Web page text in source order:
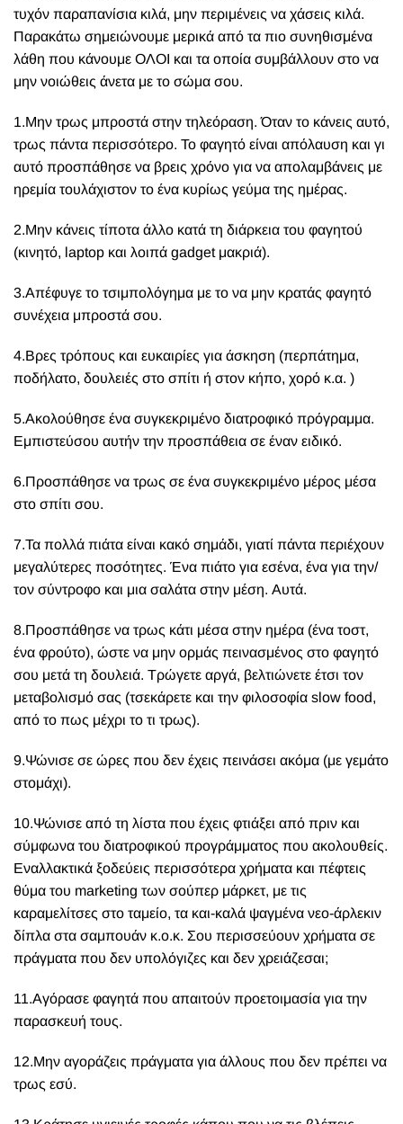
τυχόν παραπανίσια κιλά, μην περιμένεις να χάσεις κιλά.
Παρακάτω σημειώνουμε μερικά από τα πιο συνηθισμένα
λάθη που κάνουμε ΟΛΟΙ και τα οποία συμβάλλουν στο να
μην νοιώθεις άνετα με το σώμα σου.
1.Μην τρως μπροστά στην τηλεόραση. Όταν το κάνεις αυτό,
τρως πάντα περισσότερο. Το φαγητό είναι απόλαυση και γι
αυτό προσπάθησε να βρεις χρόνο για να απολαμβάνεις με
ηρεμία τουλάχιστον το ένα κυρίως γεύμα της ημέρας.
2.Μην κάνεις τίποτα άλλο κατά τη διάρκεια του φαγητού
(κινητό, laptop και λοιπά gadgetμακριά).
3.Απέφυγε το τσιμπολόγημα με το να μην κρατάς φαγητό
συνέχεια μπροστά σου.
4.Βρες τρόπους και ευκαιρίες για άσκηση (περπάτημα,
ποδήλατο, δουλειές στο σπίτι ή στον κήπο, χορό κ.α. )
5.Ακολούθησε ένα συγκεκριμένο διατροφικό πρόγραμμα.
Εμπιστεύσου αυτήν την προσπάθεια σε έναν ειδικό.
6.Προσπάθησε να τρως σε ένα συγκεκριμένο μέρος μέσα
στο σπίτι σου.
7.Τα πολλά πιάτα είναι κακό σημάδι, γιατί πάντα περιέχουν
μεγαλύτερες ποσότητες. Ένα πιάτο για εσένα, ένα για την/
τον σύντροφο και μια σαλάτα στην μέση. Αυτά.
8.Προσπάθησε να τρως κάτι μέσα στην ημέρα (ένα τοστ,
ένα φρούτο), ώστε να μην ορμάς πεινασμένος στο φαγητό
σου μετά τη δουλειά. Τρώγετε αργά, βελτιώνετε έτσι τον
μεταβολισμό σας (τσεκάρετε και την φιλοσοφία slow food,
από το πως μέχρι το τι τρως).
9.Ψώνισε σε ώρες που δεν έχεις πεινάσει ακόμα (με γεμάτο
στομάχι).
10.Ψώνισε από τη λίστα που έχεις φτιάξει από πριν και
σύμφωνα του διατροφικού προγράμματος που ακολουθείς.
Εναλλακτικά ξοδεύεις περισσότερα χρήματα και πέφτεις
θύμα του marketing των σούπερ μάρκετ, με τις
καραμελίτσες στο ταμείο, τα και-καλά ψαγμένα νεο-άρλεκιν
δίπλα στα σαμπουάν κ.ο.κ. Σου περισσεύουν χρήματα σε
πράγματα που δεν υπολόγιζες και δεν χρειάζεσαι;
11.Αγόρασε φαγητά που απαιτούν προετοιμασία για την
παρασκευή τους.
12.Μην αγοράζεις πράγματα για άλλους που δεν πρέπει να
τρως εσύ.